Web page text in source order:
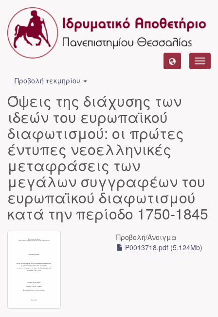
Προβολή τεκμηρίου
Όψεις της διάχυσης των
ιδεών του ευρωπαϊκού
διαφωτισμού: οι πρώτες
έντυπες νεοελληνικές
μεταφράσεις των
μεγάλων συγγραφέων του
ευρωπαϊκού διαφωτισμού
κατά την περίοδο 1750-1845
Προβολή/Άνοιγμα
P0013718.pdf (5.124Mb)